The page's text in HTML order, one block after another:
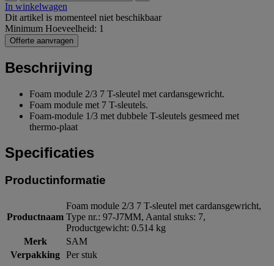
In winkelwagen
Dit artikel is momenteel niet beschikbaar
Minimum Hoeveelheid: 1
Offerte aanvragen
Beschrijving
Foam module 2/3 7 T-sleutel met cardansgewricht.
Foam module met 7 T-sleutels.
Foam-module 1/3 met dubbele T-sleutels gesmeed met
thermo-plaat
Specificaties
Productinformatie
Productnaam
Foam module 2/3 7 T-sleutel met cardansgewricht,
Type nr.: 97-J7MM, Aantal stuks: 7,
Productgewicht: 0.514 kg
Merk
SAM
Verpakking Per stuk